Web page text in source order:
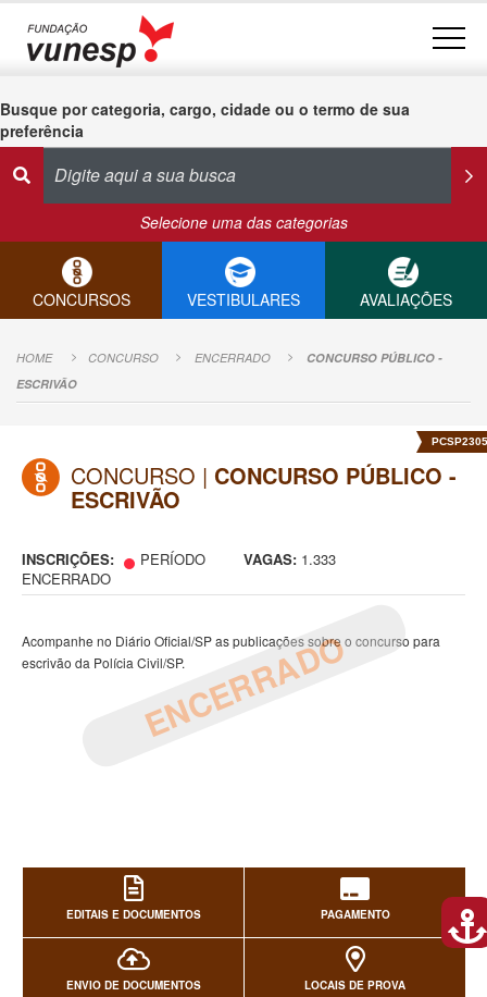
Busque por categoria, cargo, cidade ou o termo de sua
preferência
Selecione uma das categorias
CONCURSOS VESTIBULARES AVALIAÇÕES
HOME CONCURSO ENCERRADO
CONCURSO PÚBLICO -
ESCRIVÃO
PCSP2305
CONCURSO | CONCURSO PÚBLICO -
ESCRIVÃO
INSCRIÇÕES:
PERÍODO
ENCERRADO
VAGAS: 1.333
ENCERRADO
Acompanhe no Diário Oficial/SP as publicações sobre o concurso para
escrivão da Polícia Civil/SP.
EDITAIS E DOCUMENTOS PAGAMENTO
ENVIO DE DOCUMENTOS LOCAIS DE PROVA